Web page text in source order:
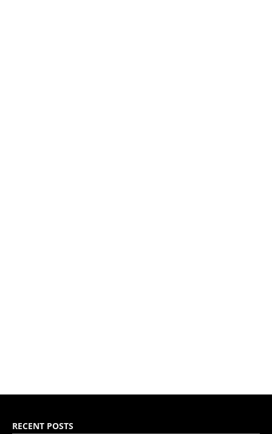
RECENT POSTS